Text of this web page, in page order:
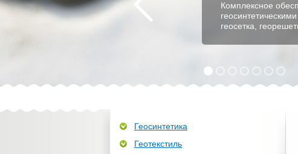
Комплексное
геосетка,
Геосинтетика
Геотекстиль